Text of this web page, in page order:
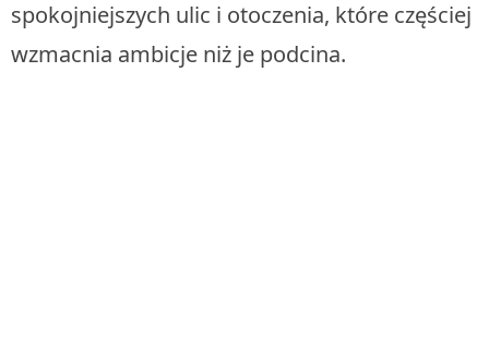
spokojniejszych ulic i otoczenia, które częściej
wzmacnia ambicje niż je podcina.